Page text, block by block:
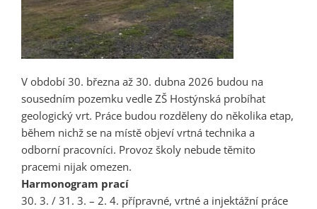
V období 30. března až 30. dubna 2026 budou na
sousedním pozemku vedle ZŠ Hostýnská probíhat
geologický vrt. Práce budou rozděleny do několika etap,
během nichž se na místě objeví vrtná technika a
odborní pracovníci. Provoz školy nebude těmito
pracemi nijak omezen.
Harmonogram prací
30. 3. / 31. 3. – 2. 4. přípravné, vrtné a injektážní práce